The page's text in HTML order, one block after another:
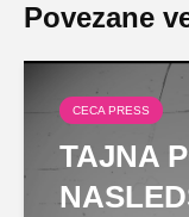
Povezane
CECA PRESS
TAJNA